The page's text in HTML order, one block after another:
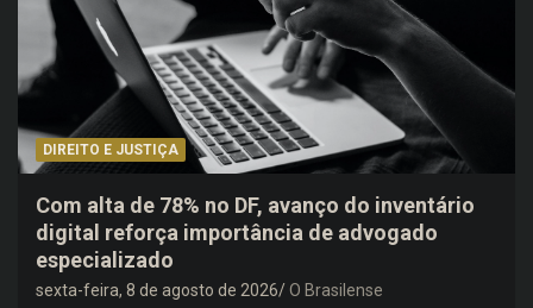
DIREITO E JUSTIÇA
Com alta de 78% no DF, avanço do inventário
digital reforça importância de advogado
especializado
sexta-feira, 8 de agosto de 2026 O Brasilense